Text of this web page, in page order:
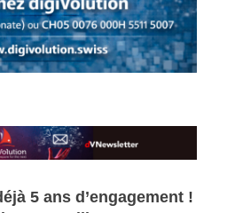
5 ans d’engagement !